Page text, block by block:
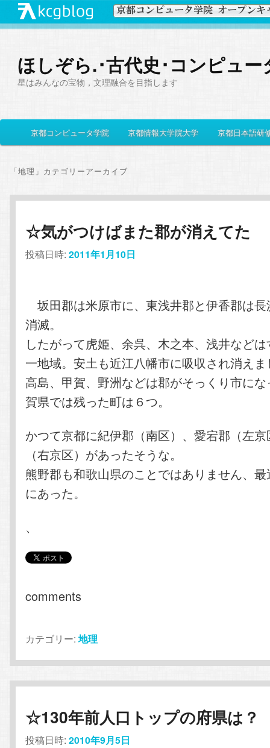
ほしぞら.･古代史･コンピュー
星はみんなの宝物，文理融合を目指します
イ
メ
ン
コ
ン
ン
ツ
へ
移
サ
コ
ン
テ
ツ
へ
移
動
京都コンピュータ学院 京都情報大学院大学 京都日本語研
「地理 」カテゴリーアーカイブ
☆気がつけばまた郡が消えてた
投稿日時:2011年1月10日
坂田郡は米原市に、東浅井郡と伊香郡は
消滅。
したがって虎姫、余呉、木之本、浅井など
一地域。安土も近江八幡市に吸収され消え
高島、甲賀、野洲などは郡がそっくり市に
賀県では残った町は６つ。
かつて京都に紀伊郡（南区）、愛宕郡（左
（右京区）があったそうな。
熊野郡も和歌山県のことではありません、
にあった。
、
comments
カテゴリー: 地理
☆130年前人口トップの府県は？
投稿日時:2010年9月5日